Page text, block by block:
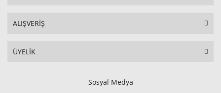
ALIŞVERİŞ
ÜYELİK
Sosyal Medya